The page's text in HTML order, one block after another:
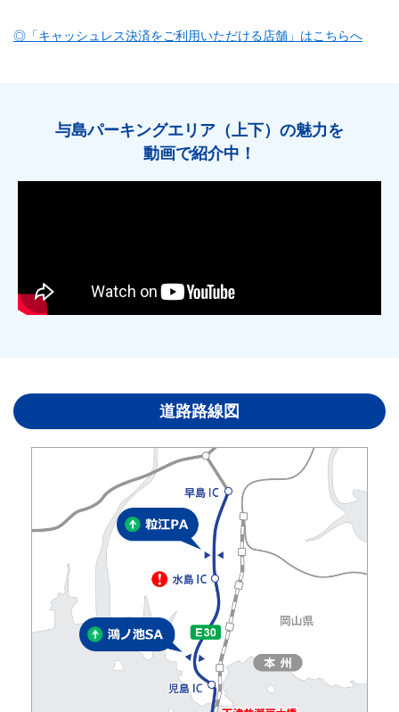
◎「キャッシュレス決済をご利用いただける店舗」はこちらへ
与島パーキングエリア（上下）の魅力を
動画で紹介中！
道路路線図